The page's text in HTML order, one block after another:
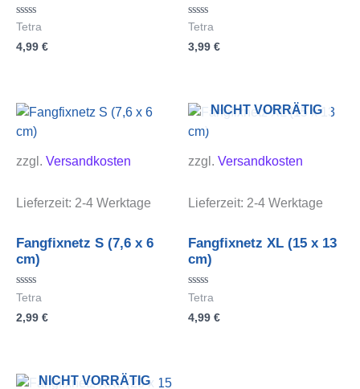
Bewertet
0
Tetra
4,99 €
Bewertet
0
Tetra
3,99 €
zzgl. Versandkosten
Lieferzeit: 2-4 Werktage
Fangfixnetz S (7,6 x 6
cm)
Bewertet
0
Tetra
2,99 €
NICHT VORRÄTIG
zzgl. Versandkosten
Lieferzeit: 2-4 Werktage
Fangfixnetz XL (15 x 13
cm)
Bewertet
0
Tetra
4,99 €
NICHT VORRÄTIG